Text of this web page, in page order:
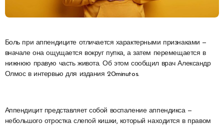
Боль при аппендиците отличается характерными признаками —
вначале она ощущается вокруг пупка, а затем перемещается в
нижнюю правую часть живота. Об этом сообщил врач Александр
Олмос в интервью для издания 20minutos.
Аппендицит представляет собой воспаление аппендикса —
небольшого отростка слепой кишки, который находится в правом